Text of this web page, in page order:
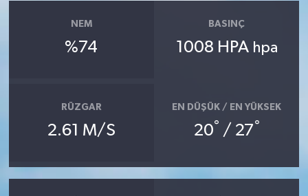
NEM
%74
BASINÇ
1008 HPA hpa
RÜZGAR
2.61 M/S
EN DÜŞÜK / EN YÜKSEK
20° / 27°